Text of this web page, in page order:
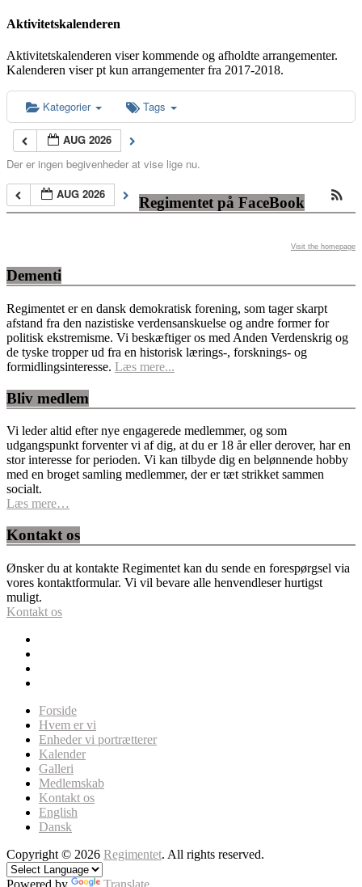
Aktivitetskalenderen
Aktivitetskalenderen viser kommende og afholdte arrangementer.
Kalenderen viser pt kun arrangementer fra 2017-2018.
Kategorier Tags
AUG 2026
Der er ingen begivenheder at vise lige nu.
AUG 2026
Regimentet på FaceBook
Visit the homepage
Dementi
Regimentet er en dansk demokratisk forening, som tager skarpt
afstand fra den nazistiske verdensanskuelse og andre former for
politisk ekstremisme. Vi beskæftiger os med Anden Verdenskrig og
de tyske tropper ud fra en historisk lærings-, forsknings- og
formidlingsinteresse. Læs mere...
Bliv medlem
Vi leder altid efter nye engagerede medlemmer, og som
udgangspunkt forventer vi af dig, at du er 18 år eller derover, har en
stor interesse for perioden. Vi kan tilbyde dig en belønnende hobby
med en broget samling medlemmer, der er tæt strikket sammen
socialt.
Læs mere…
Kontakt os
Ønsker du at kontakte Regimentet kan du sende en forespørgsel via
vores kontaktformular. Vi vil bevare alle henvendleser hurtigst
muligt.
Kontakt os
Forside
Hvem er vi
Enheder vi portrætterer
Kalender
Galleri
Medlemskab
Kontakt os
English
Dansk
Copyright © 2026 Regimentet. All rights reserved.
Powered by Translate